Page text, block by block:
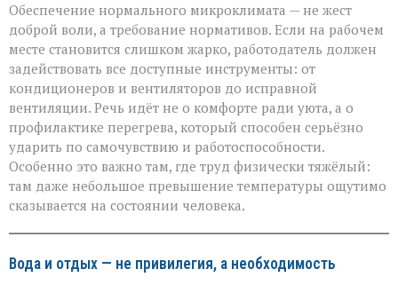
Обеспечение нормального микроклимата — не жест
доброй воли, а требование нормативов. Если на рабочем
месте становится слишком жарко, работодатель должен
задействовать все доступные инструменты: от
кондиционеров и вентиляторов до исправной
вентиляции. Речь идёт не о комфорте ради уюта, а о
профилактике перегрева, который способен серьёзно
ударить по самочувствию и работоспособности.
Особенно это важно там, где труд физически тяжёлый:
там даже небольшое превышение температуры ощутимо
сказывается на состоянии человека.
Вода и отдых — не привилегия, а необходимость